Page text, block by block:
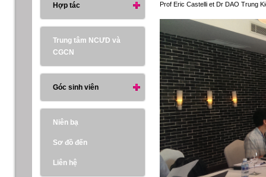
Prof Eric Castelli et Dr DAO Trung
Hợp tác
Trung tâm NCƯD và
CGCN
Góc sinh viên
Niên bạ
Sơ đồ đến
Liên hệ